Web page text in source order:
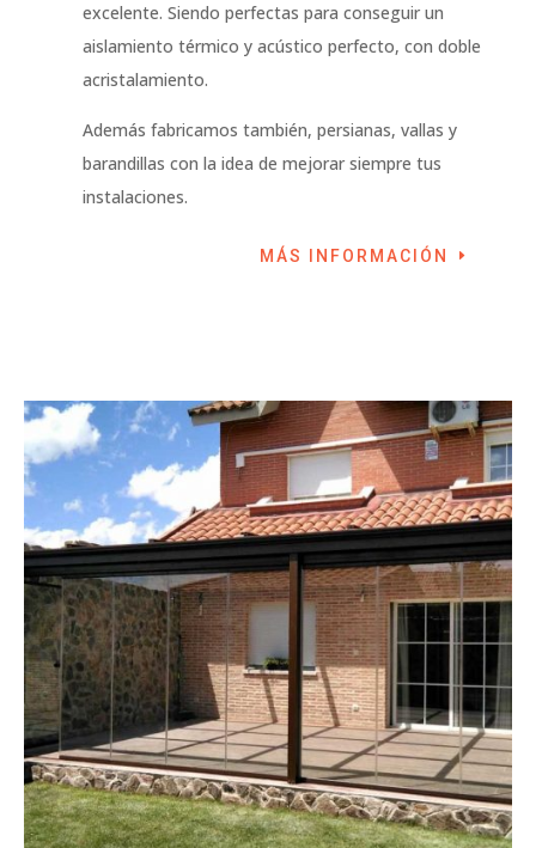
excelente. Siendo perfectas para conseguir un
aislamiento térmico y acústico perfecto, con doble
acristalamiento.
Además fabricamos también, persianas, vallas y
barandillas con la idea de mejorar siempre tus
instalaciones.
MÁS INFORMACIÓN